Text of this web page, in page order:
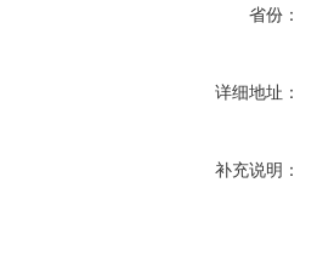
省份：
详细地址：
补充说明：